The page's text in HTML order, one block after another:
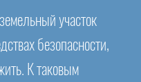
участок
безопасности,
К таковым